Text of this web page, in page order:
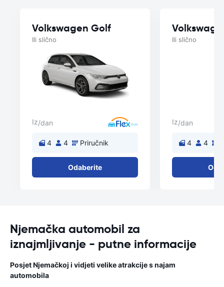
Volkswagen Golf
Ili slično
Iz/dan
4 4 Priručnik
Odaberite
Ili slično
Iz/dan
4 4
Njemačka automobil za
iznajmljivanje - putne informacije
Posjet Njemačkoj i vidjeti velike atrakcije s najam
automobila